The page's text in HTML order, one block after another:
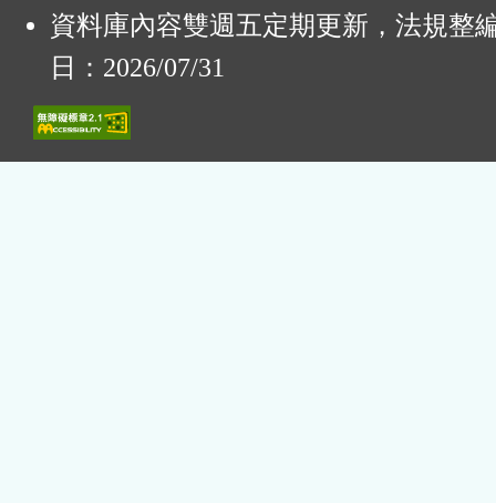
資料庫內容雙週五定期更新，法規整
日：2026/07/31